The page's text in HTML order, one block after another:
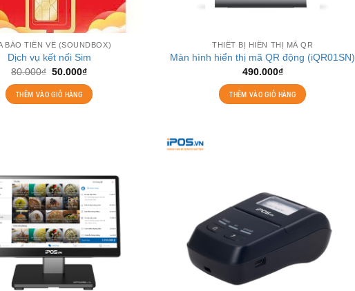
BÁO TIỀN VỀ (SOUNDBOX)
Dịch vụ kết nối Sim
80.000₫ Giá
là:
80.000₫.
50.000₫Giá
tại
là:
THÊM VÀO GIỎ HÀNG
THIẾT BỊ HIỂN THỊ MÃ QR
Màn hình hiển thị mã QR động (iQR01SN)
490.000₫
THÊM VÀO GIỎ HÀNG